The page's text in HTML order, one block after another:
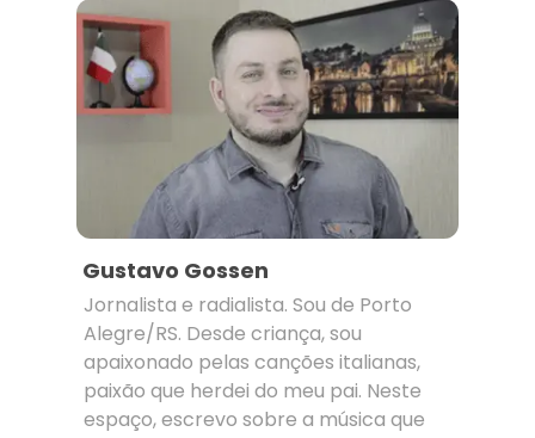
Gustavo Gossen
Jornalista e radialista. Sou de Porto
Alegre/RS. Desde criança, sou
apaixonado pelas canções italianas,
paixão que herdei do meu pai. Neste
espaço, escrevo sobre a música que